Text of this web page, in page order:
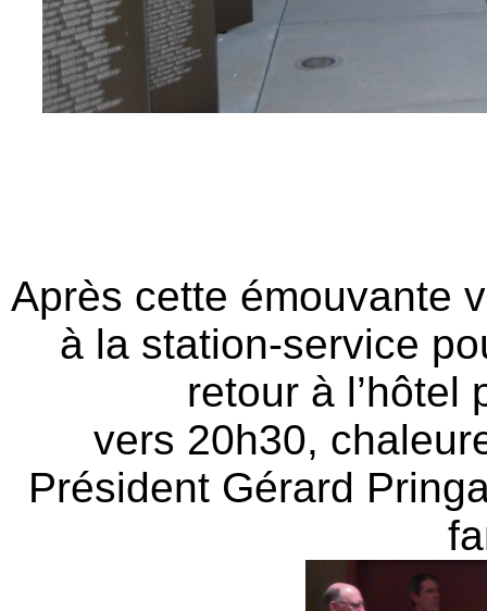
Après cette émouvante
à la station-service
retour à l’hôtel
vers 20h30,
Président Gérard